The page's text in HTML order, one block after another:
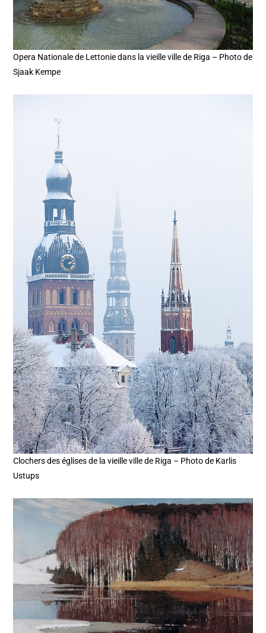
Opera Nationale de Lettonie dans la vieille ville de Riga – Photo de
Sjaak Kempe
Clochers des églises de la vieille ville de Riga – Photo de Karlis
Ustups